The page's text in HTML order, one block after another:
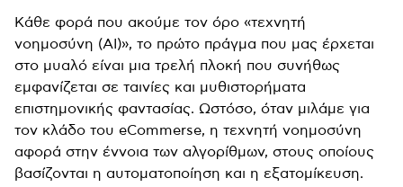
Κάθε φορά που ακούμε τον όρο «τεχνητή
νοημοσύνη (ΑΙ)», το πρώτο πράγμα που μας έρχεται
στο μυαλό είναι μια τρελή πλοκή που συνήθως
εμφανίζεται σε ταινίες και μυθιστορήματα
επιστημονικής φαντασίας. Ωστόσο, όταν μιλάμε για
τον κλάδο του eCommerse, η τεχνητή νοημοσύνη
αφορά στην έννοια των αλγορίθμων, στους οποίους
βασίζονται η αυτοματοποίηση και η εξατομίκευση.